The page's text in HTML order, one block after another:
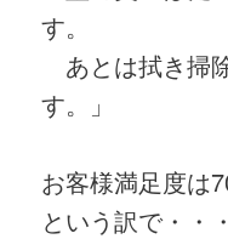
す。
あとは拭き掃
す。」
お客様満足度は
という訳で・・・